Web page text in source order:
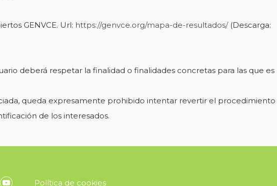
GENVCE. Url: https://genvce.org/mapa-de-resultados/(Descarga:
deberá respetar la finalidad o finalidades concretas para las que es
queda expresamente prohibido intentar revertir el procedimiento
de los interesados.
Política de cookies